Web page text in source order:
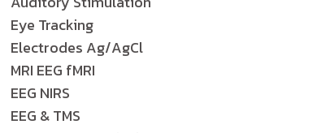
Eye Tracking
Electrodes Ag/AgCl
MRI EEG fMRI
EEG NIRS
EEG & TMS